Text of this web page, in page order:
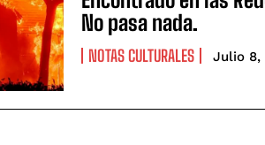
No pasa nada.
NOTAS CULTURALES Julio 8,